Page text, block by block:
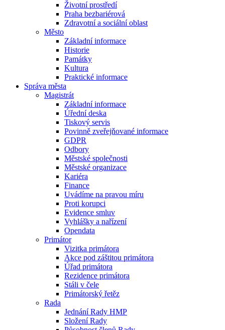
Životní prostředí
Praha bezbariérová
Zdravotní a sociální oblast
Město
Základní informace
Historie
Památky
Kultura
Praktické informace
Správa města
Magistrát
Základní informace
Úřední deska
Tiskový servis
Povinně zveřejňované informace
GDPR
Odbory
Městské společnosti
Městské organizace
Kariéra
Finance
Uvádíme na pravou míru
Proti korupci
Evidence smluv
Vyhlášky a nařízení
Opendata
Primátor
Vizitka primátora
Akce pod záštitou primátora
Úřad primátora
Rezidence primátora
Stáli v čele
Primátorský řetěz
Rada
Jednání Rady HMP
Složení Rady